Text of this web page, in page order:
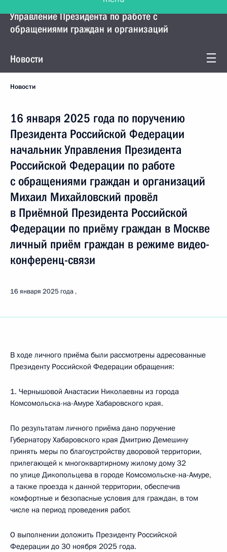
Управление Президента по работе с
обращениями граждан и организаций
Новости
Новости
16 января 2025 года по поручению
Президента Российской Федерации
начальник Управления Президента
Российской Федерации по работе
с обращениями граждан и организаций
Михаил Михайловский провёл
в Приёмной Президента Российской
Федерации по приёму граждан в Москве
личный приём граждан в режиме видео-
конференц-связи
16 января 2025 года
В ходе личного приёма были рассмотрены адресованные
Президенту Российской Федерации обращения:
1. Чернышовой Анастасии Николаевны из города
Комсомольска-на-Амуре Хабаровского края.
По результатам личного приёма дано поручение
Губернатору Хабаровского края Дмитрию Демешину
принять меры по благоустройству дворовой территории,
прилегающей к многоквартирному жилому дому 32
по улице Дикопольцева в городе Комсомольске-на-Амуре,
а также проезда к данной территории, обеспечив
комфортные и безопасные условия для граждан, в том
числе на период проведения работ.
О выполнении доложить Президенту Российской
Федерации до 30 ноября 2025 года.